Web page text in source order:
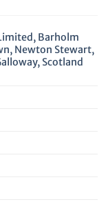
Barholm
Newton Stewart,
Scotland